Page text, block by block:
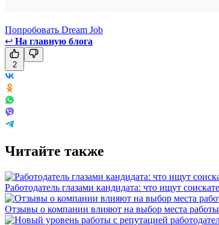
Попробовать Dream Job
↩ На главную блога
2
Читайте также
Работодатель глазами кандидата: что ищут
Отзывы о компании влияют на выбор места